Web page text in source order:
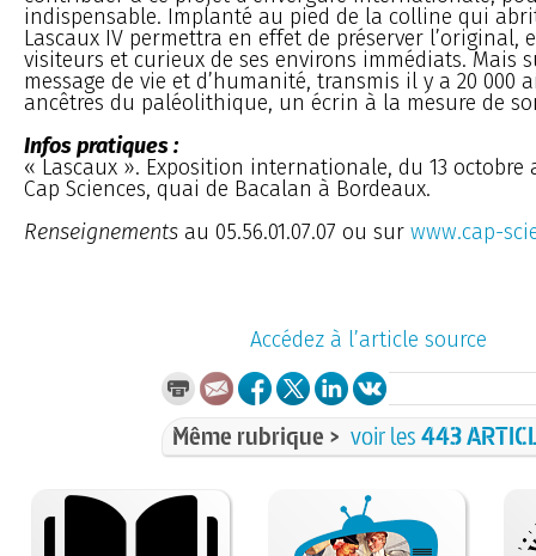
indispensable. Implanté au pied de la colline qui
Lascaux IV permettra en effet de préserver l’original,
visiteurs et curieux de ses environs immédiats. Mais
message de vie et d’humanité, transmis il y a 20 000
ancêtres du paléolithique, un écrin à la mesure de
Infos pratiques :
« Lascaux ». Exposition internationale, du 13 octobre
Cap Sciences, quai de Bacalan à Bordeaux.
Renseignements au 05.56.01.07.07 ou sur www.cap-
Accédez à l’article source
Même rubrique > voir les443